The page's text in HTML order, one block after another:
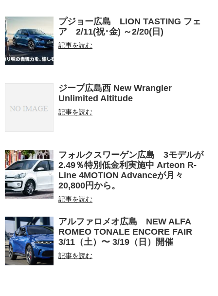
プジョー広島 LION TASTING フェ
ア 2/11(祝･金) ～2/20(日)
記事を読む
ジープ広島西 New Wrangler
Unlimited Altitude
記事を読む
フォルクスワーゲン広島 3モデルが
2.49％特別低金利実施中 Arteon R-
Line 4MOTION Advanceが月々
20,800円から。
記事を読む
アルファロメオ広島 NEW ALFA
ROMEO TONALE ENCORE FAIR
3/11（土）〜 3/19（日）開催
記事を読む